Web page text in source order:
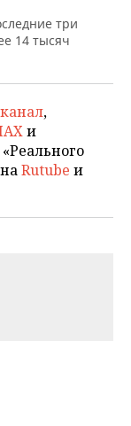
три
14 тысяч
,
и
«Реального
Rutube и